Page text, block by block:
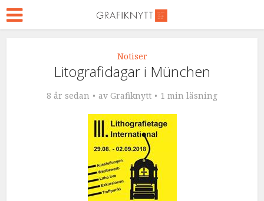
Notiser
Litografidagar i München
8 år sedan av Grafiknytt 1 min läsning